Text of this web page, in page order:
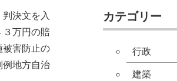
決文を入
３万円の賠
被害防止の
例地方自治
カテゴリー
行政
建築